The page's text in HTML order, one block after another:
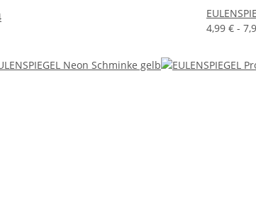
4,99 € -